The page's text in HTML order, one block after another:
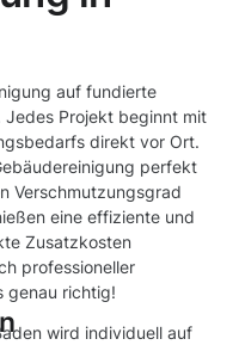
auf fundierte
Projekt beginnt mit
direkt vor Ort.
perfekt
Verschmutzungsgrad
eine effiziente und
Zusatzkosten
professioneller
genau richtig!
wird individuell auf